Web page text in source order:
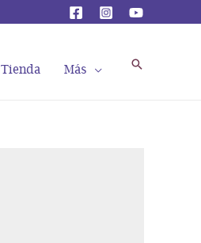
Tienda Más Buscar